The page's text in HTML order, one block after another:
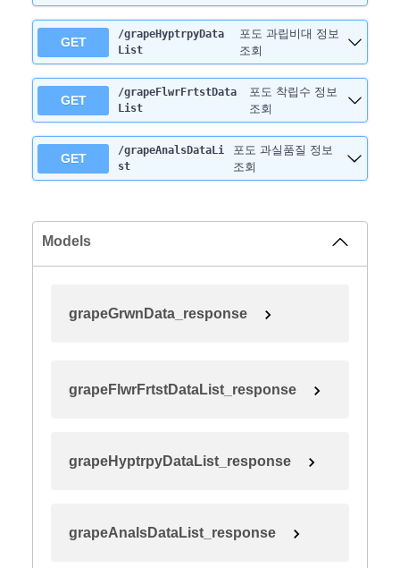
GET
/grapeHyptrpyData
List
포도 과립비대 정보
조회
GET
/grapeFlwrFrtstData
List
포도 착립수 정보
조회
GET
/grapeAnalsDataLi
st
포도 과실품질 정보
조회
Models
grapeGrwnData_response
grapeFlwrFrtstDataList_response
grapeHyptrpyDataList_response
grapeAnalsDataList_response